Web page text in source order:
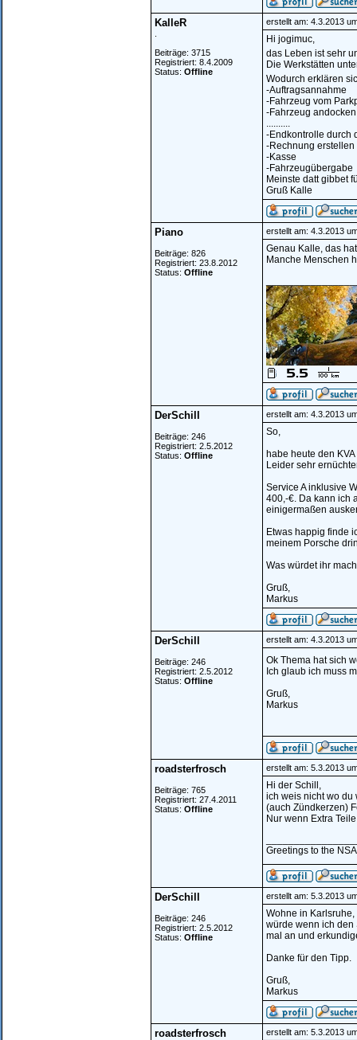
KalleR
Beiträge: 3715
Registriert: 8.4.2009
Status: Offline
erstellt am: 4.3.2013
Hi jogimuc,
das Leben ist sehr
Die Werkstätten
Wodurch erklären
-Auftragsannahme
-Fahrzeug vom
-Fahrzeug
..........
-Endkontrolle durch
-Rechnung erstellen
-Kasse
-Fahrzeugübergabe
Meinste datt gibbet
Gruß Kalle
Piano
Beiträge: 826
Registriert: 23.8.2012
Status: Offline
erstellt am: 4.3.2013
Genau Kalle, das
Manche Menschen
DerSchill
Beiträge: 246
Registriert: 2.5.2012
Status: Offline
erstellt am: 4.3.2013
So,
habe heute den
Leider sehr
Service A inklusive
400,-€. Da kann ich
einigermaßen
Etwas happig finde
meinem Porsche
Was würdet ihr
Gruß,
Markus
DerSchill
Beiträge: 246
Registriert: 2.5.2012
Status: Offline
erstellt am: 4.3.2013
Ok Thema hat sich
Ich glaub ich muss
Gruß,
Markus
roadsterfrosch
Beiträge: 765
Registriert: 27.4.2011
Status: Offline
erstellt am: 5.3.2013
Hi der Schill,
ich weis nicht wo du
(auch Zündkerzen)
Nur wenn Extra
Greetings to the
DerSchill
Beiträge: 246
Registriert: 2.5.2012
Status: Offline
erstellt am: 5.3.2013
Wohne in
würde wenn ich den
mal an und
Danke für den Tipp.
Gruß,
Markus
roadsterfrosch erstellt am: 5.3.2013